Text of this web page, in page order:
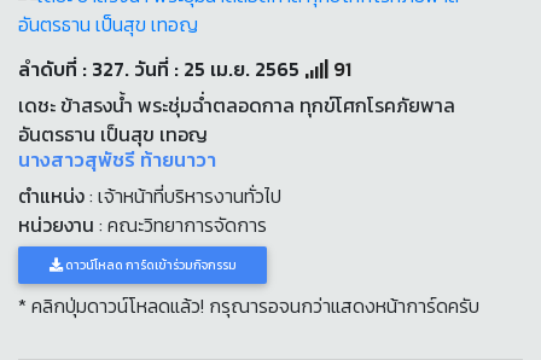
ลำดับที่ : 327. วันที่ : 25 เม.ย. 2565
91
เดชะ ข้าสรงน้ำ พระชุ่มฉ่ำตลอดกาล ทุกข์โศกโรคภัยพาล
อันตรธาน เป็นสุข เทอญ
นางสาวสุพัชรี ท้ายนาวา
ตำแหน่ง: เจ้าหน้าที่บริหารงานทั่วไป
หน่วยงาน : คณะวิทยาการจัดการ
ดาวน์โหลด การ์ดเข้าร่วมกิจกรรม
* คลิกปุ่มดาวน์โหลดแล้ว! กรุณารอจนกว่าแสดงหน้าการ์ดครับ